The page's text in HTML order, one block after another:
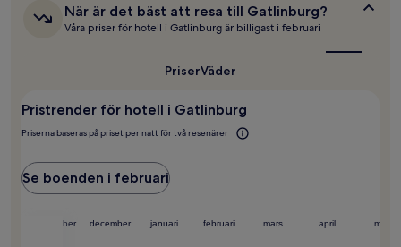
kan
När
är
Gatlinburg?
När är det bäst att resa till Gatlinburg?
Våra priser för hotell i Gatlinburg är billigast i februari
PriserVäder
Pristrender för hotell i Gatlinburg
Priserna baseras på priset per natt för två resenärer
Se boenden i februari
november december januari februari mars april maj